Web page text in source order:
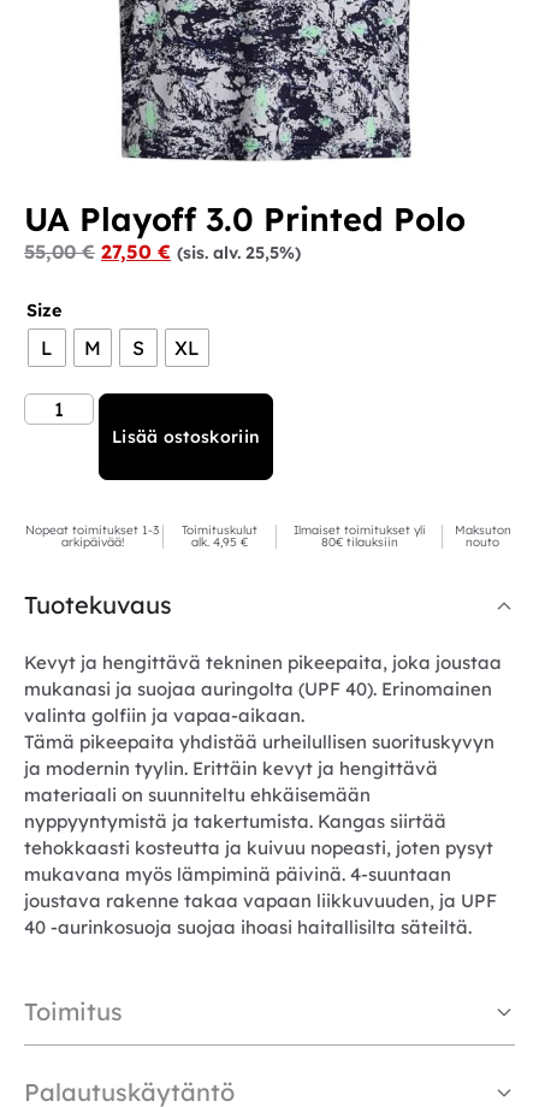
UA Playoff 3.0 Printed Polo
55,00€ 27,50 € (sis. alv. 25,5%)
Size
L M S XL
Lisää ostoskoriin
Nopeat toimitukset 1-3
arkipäivää!
Toimituskulut
alk. 4,95 €
Ilmaiset toimitukset yli
80€ tilauksiin
Maksuton
nouto
Tuotekuvaus
Kevyt ja hengittävä tekninen pikeepaita, joka joustaa
mukanasi ja suojaa auringolta (UPF 40). Erinomainen
valinta golfiin ja vapaa-aikaan.
Tämä pikeepaita yhdistää urheilullisen suorituskyvyn
ja modernin tyylin. Erittäin kevyt ja hengittävä
materiaali on suunniteltu ehkäisemään
nyppyyntymistä ja takertumista. Kangas siirtää
tehokkaasti kosteutta ja kuivuu nopeasti, joten pysyt
mukavana myös lämpiminä päivinä. 4-suuntaan
joustava rakenne takaa vapaan liikkuvuuden, ja UPF
40 -aurinkosuoja suojaa ihoasi haitallisilta säteiltä.
Toimitus
Palautuskäytäntö